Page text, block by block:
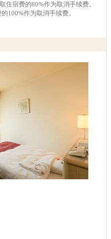
住宿费的80%作为取消手续费。
100%作为取消手续费。